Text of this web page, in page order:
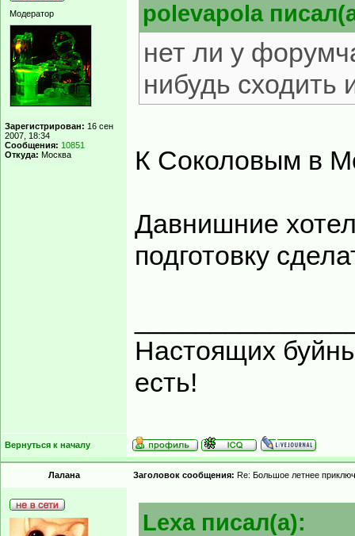
Модератор
Зарегистрирован: 16 сен
2007, 18:34
Сообщения: 10851
Откуда: Москва
polevapola
нет ли у
нибудь сходить
К Соколовым в
Давнишние
подготовку
Настоящих
есть!
Вернуться к началу
Лалана Заголовок сообщения: Re: Большое летнее
Lexa писал(а):